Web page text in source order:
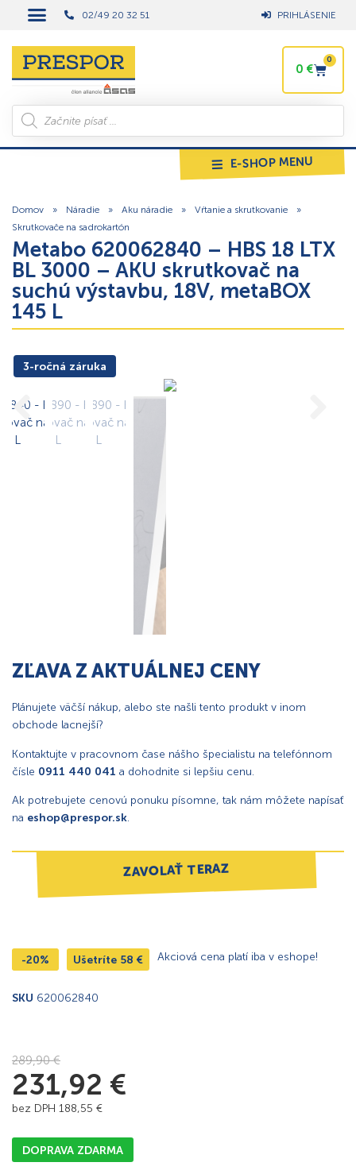
02/49 20 32 51 PRIHLÁSENIE
0 €
0
E-SHOP MENU
Domov » Náradie » Aku náradie » Vŕtanie a skrutkovanie
»
Skrutkovače na sadrokartón
Metabo 620062840 – HBS 18 LTX
BL 3000 – AKU skrutkovač na
suchú výstavbu, 18V, metaBOX
145 L
3-ročná záruka
ZĽAVA Z AKTUÁLNEJ CENY
Plánujete väčší nákup, alebo ste našli tento produkt v inom
obchode lacnejší?
Kontaktujte v pracovnom čase nášho špecialistu na telefónnom
čísle 0911 440 041 a dohodnite si lepšiu cenu.
Ak potrebujete cenovú ponuku písomne, tak nám môžete napísať
na eshop@prespor.sk.
ZAVOLAŤ TERAZ
-20% Ušetríte 58 € Akciová cena platí iba v eshope!
SKU 620062840
289,90€
231,92 €
bez DPH 188,55 €
DOPRAVA ZDARMA